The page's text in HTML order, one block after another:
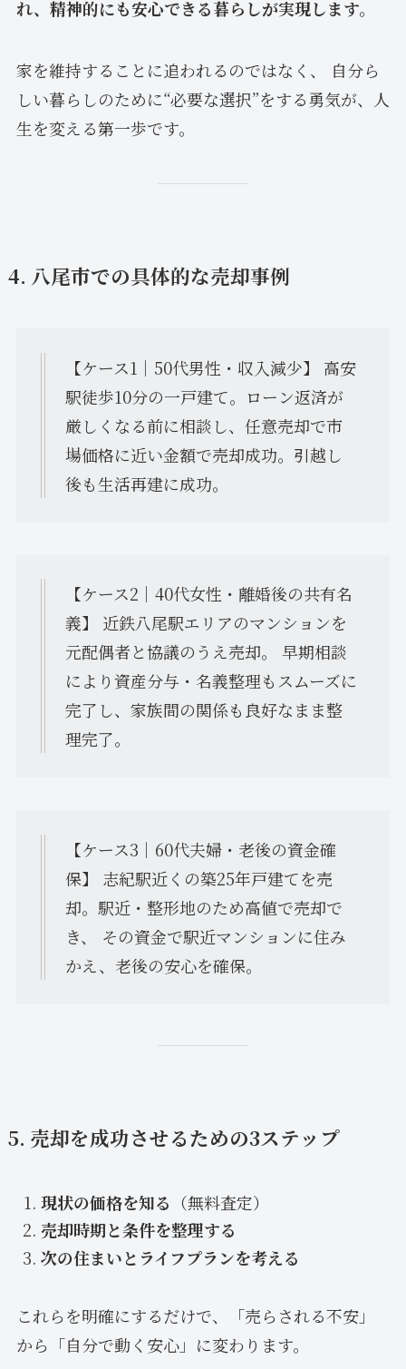
れ、精神的にも安心できる暮らしが実現します。
家を維持することに追われるのではなく、 自分ら
しい暮らしのために“必要な選択”をする勇気が、人
生を変える第一歩です。
4. 八尾市での具体的な売却事例
【ケース1｜50代男性・収入減少】 高安
駅徒歩10分の一戸建て。ローン返済が
厳しくなる前に相談し、任意売却で市
場価格に近い金額で売却成功。引越し
後も生活再建に成功。
【ケース2｜40代女性・離婚後の共有名
義】 近鉄八尾駅エリアのマンションを
元配偶者と協議のうえ売却。 早期相談
により資産分与・名義整理もスムーズに
完了し、家族間の関係も良好なまま整
理完了。
【ケース3｜60代夫婦・老後の資金確
保】 志紀駅近くの築25年戸建てを売
却。駅近・整形地のため高値で売却で
き、 その資金で駅近マンションに住み
かえ、老後の安心を確保。
5. 売却を成功させるための3ステップ
現状の価格を知る （無料査定）
売却時期と条件を整理する
次の住まいとライフプランを考える
これらを明確にするだけで、「売らされる不安」
から「自分で動く安心」に変わります。